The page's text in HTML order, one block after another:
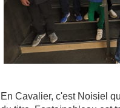
En Cavalier, c'est Noisiel